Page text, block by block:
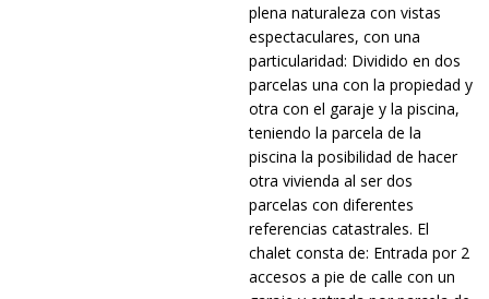
plena naturaleza con vistas
espectaculares, con una
particularidad: Dividido en dos
parcelas una con la propiedad y
otra con el garaje y la piscina,
teniendo la parcela de la
piscina la posibilidad de hacer
otra vivienda al ser dos
parcelas con diferentes
referencias catastrales. El
chalet consta de: Entrada por 2
accesos a pie de calle con un